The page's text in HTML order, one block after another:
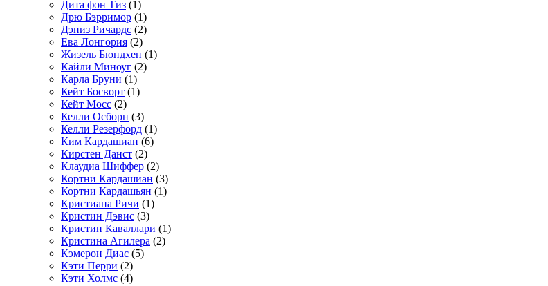
Дита фон Тиз (1)
Дрю Бэрримор (1)
Дэниз Ричардс (2)
Ева Лонгория (2)
Жизель Бюндхен (1)
Кайли Миноуг (2)
Карла Бруни (1)
Кейт Босворт (1)
Кейт Мосс (2)
Келли Осборн (3)
Келли Резерфорд (1)
Ким Кардашиан (6)
Кирстен Данст (2)
Клаудиа Шиффер (2)
Кортни Кардашиан (3)
Кортни Кардашьян (1)
Кристиана Ричи (1)
Кристин Дэвис (3)
Кристин Каваллари (1)
Кристина Агилера (2)
Кэмерон Диас (5)
Кэти Перри (2)
Кэти Холмс (4)